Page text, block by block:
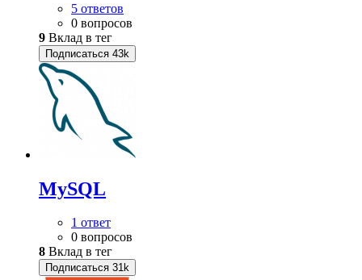
5 ответов
0 вопросов
9 Вклад в тег
Подписаться 43k
MySQL
1 ответ
0 вопросов
8 Вклад в тег
Подписаться 31k